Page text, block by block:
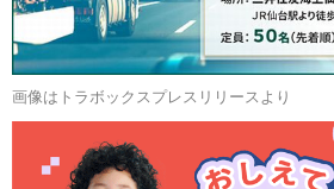
画像はトラボックスプレスリリースより